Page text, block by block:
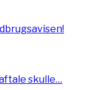
skulle…